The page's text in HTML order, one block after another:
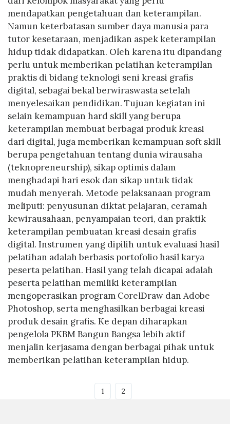
mendapatkan pengetahuan dan keterampilan.
Namun keterbatasan sumber daya manusia para
tutor kesetaraan, menjadikan aspek keterampilan
hidup tidak didapatkan. Oleh karena itu dipandang
perlu untuk memberikan pelatihan keterampilan
praktis di bidang teknologi seni kreasi grafis
digital, sebagai bekal berwiraswasta setelah
menyelesaikan pendidikan. Tujuan kegiatan ini
selain kemampuan hard skill yang berupa
keterampilan membuat berbagai produk kreasi
dari digital, juga memberikan kemampuan soft skill
berupa pengetahuan tentang dunia wirausaha
(teknopreneurship), sikap optimis dalam
menghadapi hari esok dan sikap untuk tidak
mudah menyerah. Metode pelaksanaan program
meliputi: penyusunan diktat pelajaran, ceramah
kewirausahaan, penyampaian teori, dan praktik
keterampilan pembuatan kreasi desain grafis
digital. Instrumen yang dipilih untuk evaluasi hasil
pelatihan adalah berbasis portofolio hasil karya
peserta pelatihan. Hasil yang telah dicapai adalah
peserta pelatihan memiliki keterampilan
mengoperasikan program CorelDraw dan Adobe
Photoshop, serta menghasilkan berbagai kreasi
produk desain grafis. Ke depan diharapkan
pengelola PKBM Bangun Bangsa lebih aktif
menjalin kerjasama dengan berbagai pihak untuk
memberikan pelatihan keterampilan hidup.
1 2